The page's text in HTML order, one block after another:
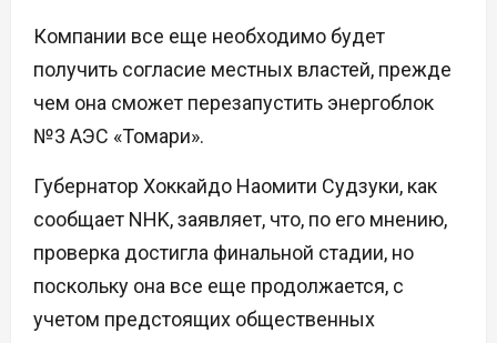
Компании все еще необходимо будет
получить согласие местных властей, прежде
чем она сможет перезапустить энергоблок
№3 АЭС «Томари».
Губернатор Хоккайдо Наомити Судзуки, как
сообщает NHK, заявляет, что, по его мнению,
проверка достигла финальной стадии, но
поскольку она все еще продолжается, с
учетом предстоящих общественных